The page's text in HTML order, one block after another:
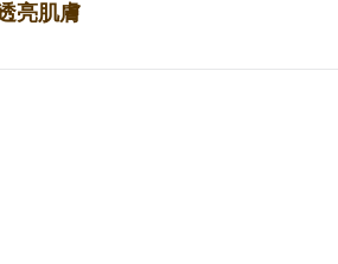
亮肌膚